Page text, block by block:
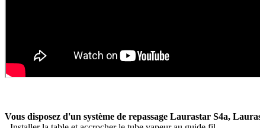
Vous disposez d'un système de repassage Laurastar S4a,